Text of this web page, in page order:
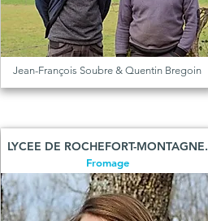
Jean-François Soubre & Quentin Bregoin
LYCEE DE ROCHEFORT-MONTAGNE.
Fromage